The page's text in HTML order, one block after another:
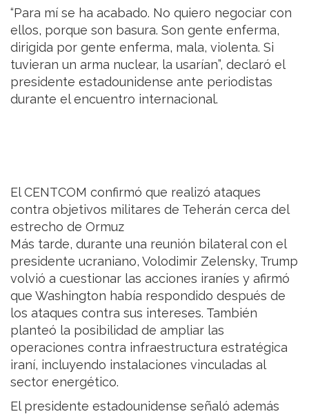
“Para mí se ha acabado. No quiero negociar con
ellos, porque son basura. Son gente enferma,
dirigida por gente enferma, mala, violenta. Si
tuvieran un arma nuclear, la usarían”, declaró el
presidente estadounidense ante periodistas
durante el encuentro internacional.
El CENTCOM confirmó que realizó ataques
contra objetivos militares de Teherán cerca del
estrecho de Ormuz
Más tarde, durante una reunión bilateral con el
presidente ucraniano, Volodimir Zelensky, Trump
volvió a cuestionar las acciones iraníes y afirmó
que Washington había respondido después de
los ataques contra sus intereses. También
planteó la posibilidad de ampliar las
operaciones contra infraestructura estratégica
iraní, incluyendo instalaciones vinculadas al
sector energético.
El presidente estadounidense señaló además